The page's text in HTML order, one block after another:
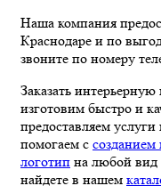
Наша компания
Краснодаре и по
звоните по номеру
Заказать
изготовим быстро и
предоставляем услуги
помогаем с
логотип на любой вид
найдете в нашем